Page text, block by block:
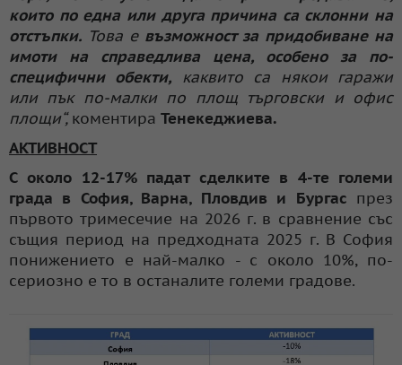
които по една или друга причина са склонни на
отстъпки. Това е възможност за придобиване на
имоти на справедлива цена, особено за по-
специфични обекти, каквито са някои гаражи
или пък по-малки по площ търговски и офис
площи“,коментира Тенекеджиева.
АКТИВНОСТ
С около 12-17% падат сделките в 4-те големи
града в София, Варна, Пловдив и Бургас през
първото тримесечие на 2026 г. в сравнение със
същия период на предходната 2025 г. В София
понижението е най-малко - с около 10%, по-
сериозно е то в останалите големи градове.